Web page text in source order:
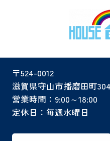
〒524-0012
滋賀県守山市播磨田町
営業時間：9:00～18:00
定休日：毎週水曜日